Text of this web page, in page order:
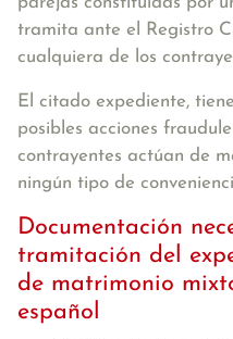
tramita ante el Registro
cualquiera de los
El citado expediente,
posibles acciones
contrayentes actúan de
ningún tipo de
Documentación
tramitación del
de matrimonio
español